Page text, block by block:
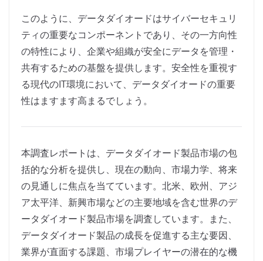
このように、データダイオードはサイバーセキュリ
ティの重要なコンポーネントであり、その一方向性
の特性により、企業や組織が安全にデータを管理・
共有するための基盤を提供します。安全性を重視す
る現代のIT環境において、データダイオードの重要
性はますます高まるでしょう。
本調査レポートは、データダイオード製品市場の包
括的な分析を提供し、現在の動向、市場力学、将来
の見通しに焦点を当てています。北米、欧州、アジ
ア太平洋、新興市場などの主要地域を含む世界のデ
ータダイオード製品市場を調査しています。また、
データダイオード製品の成長を促進する主な要因、
業界が直面する課題、市場プレイヤーの潜在的な機